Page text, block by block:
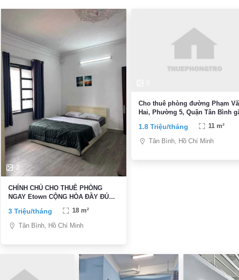
2
CHÍNH CHỦ CHO THUÊ PHÒNG
NGAY Etown CỘNG HÒA ĐẦY ĐỦ
GIỜ TỰ DO
3 Triệu/tháng 18 m²
Tân Bình, Hồ Chí Minh
Cho thuê phòng đường Phạm
Hai, Phường 5, Quận Tân Bình
1.8 Triệu/tháng 11 m²
Tân Bình, Hồ Chí Minh